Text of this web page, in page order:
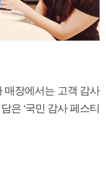
매장에서는 고객 감사
은 ‘국민 감사 페스티